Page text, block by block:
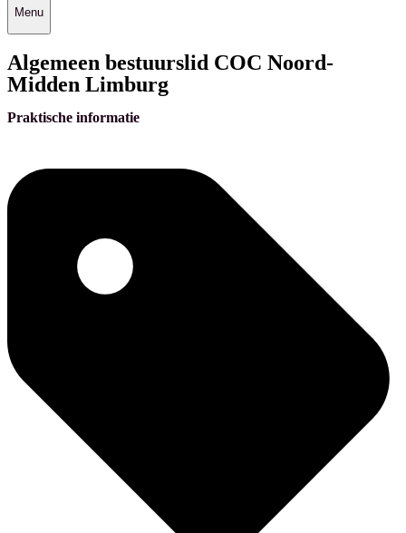
Menu
Algemeen bestuurslid COC Noord-
Midden Limburg
Praktische informatie